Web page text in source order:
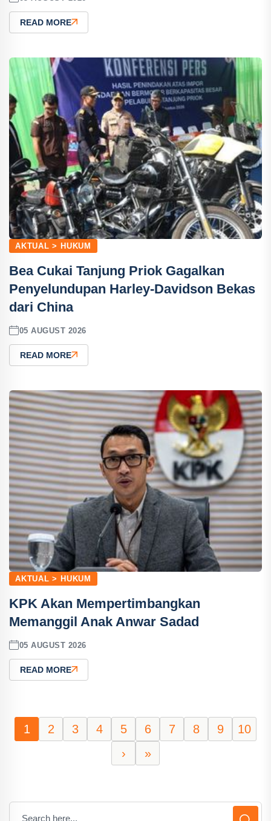
READ MORE
AKTUAL > HUKUM
Bea Cukai Tanjung Priok Gagalkan
Penyelundupan Harley-Davidson Bekas
dari China
05 AUGUST 2026
READ MORE
AKTUAL > HUKUM
KPK Akan Mempertimbangkan
Memanggil Anak Anwar Sadad
05 AUGUST 2026
READ MORE
1 2 3 4 5 6 7 8 9
10
›
»